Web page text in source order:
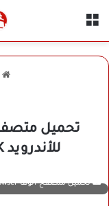
للأندرويد APK أخر إصدار 2026 مجانًا
تحميل متصفح الوها Aloha Browser مهكر